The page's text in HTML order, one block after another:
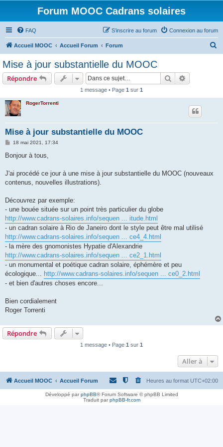
Forum MOOC Cadrans solaires
FAQ Connexion au forum
S’inscrire au forum
Accueil MOOC Accueil Forum Forum
Mise à jour substantielle du MOOC
Répondre Rechercher
1 message • Page 1 sur 1
RogerTorrenti
Mise à jour substantielle du MOOC
M
s
g
18 mai 2021, 17:34
Bonjour à tous,
J'ai procédé ce jour à une mise à jour substantielle du MOOC (nouveaux
contenus, nouvelles illustrations).
Découvrez par exemple:
- une bouée située sur un point très particulier du globe
http://www.cadrans-solaires.info/sequen ... itude.html
- un cadran solaire à Rio de Janeiro dont le style peut être mal utilisé
http://www.cadrans-solaires.info/sequen ... ce4_4.html
- la mère des gnomonistes Hypatie d'Alexandrie
http://www.cadrans-solaires.info/sequen ... ce2_1.html
- un monumental et poétique cadran solaire, éphémère et peu
écologique... http://www.cadrans-solaires.info/sequen ... ce0_2.html
- et bien d'autres choses encore...
Bien cordialement
Roger Torrenti
Répondre
1 message • Page 1 sur 1
Aller à
Accueil MOOC Accueil Forum Heures au format UTC+02:00
Développé parphpBB® Forum Software © phpBB Limited
Traduit parphpBB-fr.com